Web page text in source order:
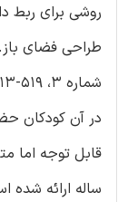
روشی برای ربط
در آن کودکان
قابل توجه اما
ساله ارائه شده